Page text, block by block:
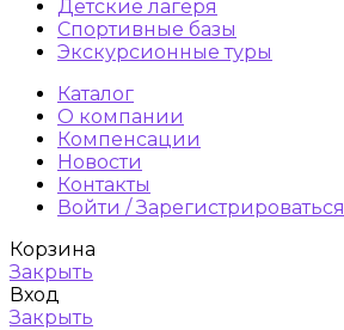
Детские лагеря
Спортивные базы
Экскурсионные туры
Каталог
О компании
Компенсации
Новости
Контакты
Войти / Зарегистрироваться
Корзина
Закрыть
Вход
Закрыть